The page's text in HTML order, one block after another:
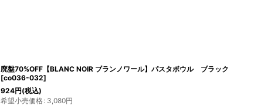
廃盤70%OFF【BLANC NOIR ブランノワール】パスタボウル ブラック
[co036-032]
924円(税込)
希望小売価格: 3,080円